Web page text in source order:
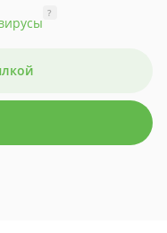
?